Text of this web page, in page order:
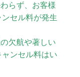
らず、お客様
セル料が発生
欠航や著しい
ンセル料はい